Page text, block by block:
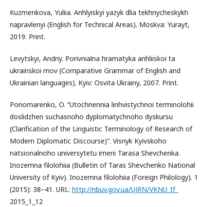
Kuzmenkova, Yuliia. Anhlyiskyi yazyk dlia tekhnycheskykh
napravlenyi (English for Technical Areas). Moskva: Yurayt,
2019. Print.
Levytskyi, Andriy. Porivnialna hramatyka anhliiskoi ta
ukrainskoi mov (Comparative Grammar of English and
Ukrainian languages). Kyiv: Osvita Ukrainy, 2007. Print.
Ponomarenko, O. “Utochnennia linhvistychnoi terminolohii
doslidzhen suchasnoho dyplomatychnoho dyskursu
(Clarification of the Linguistic Terminology of Research of
Modern Diplomatic Discourse)”. Visnyk Kyivskoho
natsionalnoho universytetu imeni Tarasa Shevchenka.
Inozemna filolohiia (Bulletin of Taras Shevchenko National
University of Kyiv). Inozemna filolohiia (Foreign Philology). 1
(2015): 38–41. URL: http://nbuv.gov.ua/UJRN/VKNU_If_
2015_1_12